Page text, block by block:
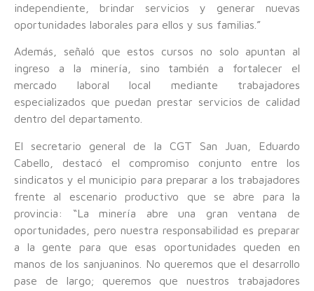
independiente, brindar servicios y generar nuevas
oportunidades laborales para ellos y sus familias.”
Además, señaló que estos cursos no solo apuntan al
ingreso a la minería, sino también a fortalecer el
mercado laboral local mediante trabajadores
especializados que puedan prestar servicios de calidad
dentro del departamento.
El secretario general de la CGT San Juan, Eduardo
Cabello, destacó el compromiso conjunto entre los
sindicatos y el municipio para preparar a los trabajadores
frente al escenario productivo que se abre para la
provincia: “La minería abre una gran ventana de
oportunidades, pero nuestra responsabilidad es preparar
a la gente para que esas oportunidades queden en
manos de los sanjuaninos. No queremos que el desarrollo
pase de largo; queremos que nuestros trabajadores